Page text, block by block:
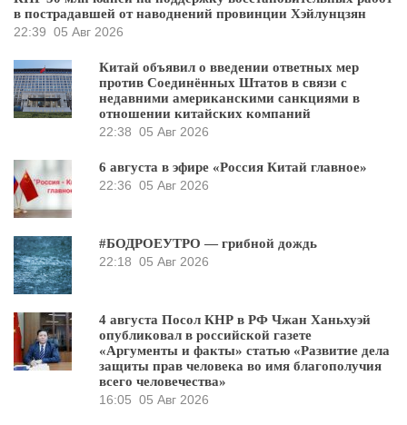
в пострадавшей от наводнений провинции Хэйлунцзян
22:39 05 Авг 2026
Китай объявил о введении ответных мер
против Соединённых Штатов в связи с
недавними американскими санкциями в
отношении китайских компаний
22:38 05 Авг 2026
6 августа в эфире «Россия Китай главное»
22:36 05 Авг 2026
#БОДРОЕУТРО — грибной дождь
22:18 05 Авг 2026
4 августа Посол КНР в РФ Чжан Ханьхуэй
опубликовал в российской газете
«Аргументы и факты» статью «Развитие дела
защиты прав человека во имя благополучия
всего человечества»
16:05 05 Авг 2026